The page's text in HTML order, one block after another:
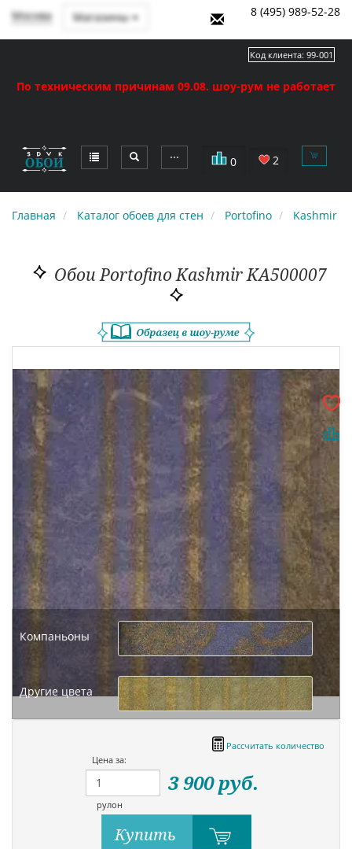
Москва Магазины 8 (495) 989-52-28
По техническим причинам 09.08. шоу-рум не работает
⋯ 0 2
Код клиента: 99-001
Главная Каталог обоев для стен Portofino Kashmir
Обои Portofino Kashmir KA500007
Компаньоны
Другие цвета
Рассчитать количество
Цена за:
рулон
3 900руб.
Купить